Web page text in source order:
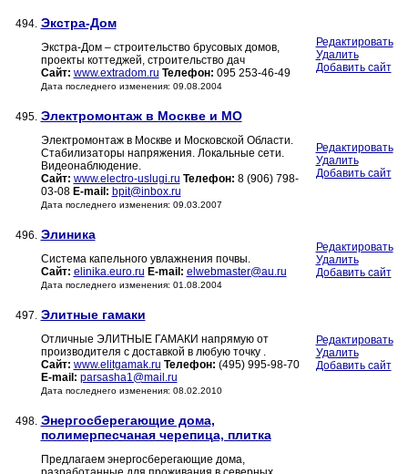
494. Экстра-Дом
Экстра-Дом – строительство брусовых домов,
проекты коттеджей, строительство дач
Сайт: www.extradom.ru Телефон: 095 253-46-49
Дата последнего изменения: 09.08.2004
Редактировать
Удалить
Добавить сайт
495. Электромонтаж в Москве и МО
Электромонтаж в Москве и Московской Области.
Стабилизаторы напряжения. Локальные сети.
Видеонаблюдение.
Сайт: www.electro-uslugi.ru Телефон: 8 (906) 798-
03-08 E-mail: bpit@inbox.ru
Дата последнего изменения: 09.03.2007
Редактировать
Удалить
Добавить сайт
496. Элиника
Система капельного увлажнения почвы.
Сайт: elinika.euro.ru E-mail: elwebmaster@au.ru
Дата последнего изменения: 01.08.2004
Редактировать
Удалить
Добавить сайт
497. Элитные гамаки
Отличные ЭЛИТНЫЕ ГАМАКИ напрямую от
производителя с доставкой в любую точку .
Сайт: www.elitgamak.ru Телефон: (495) 995-98-70
E-mail: parsasha1@mail.ru
Дата последнего изменения: 08.02.2010
Редактировать
Удалить
Добавить сайт
498. Энергосберегающие дома,
полимерпесчаная черепица, плитка
Предлагаем энергосберегающие дома,